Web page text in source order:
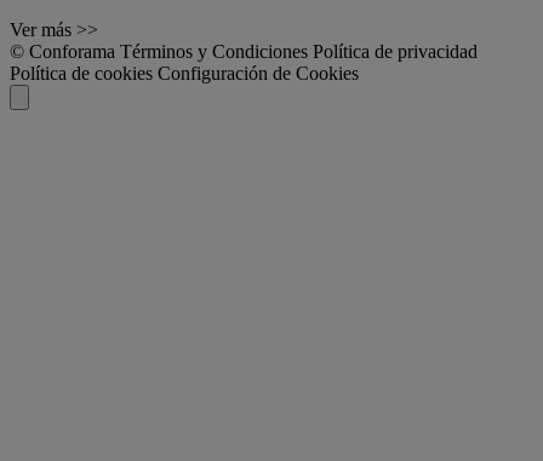
Ver más >>
© Conforama Términos y Condiciones Política de privacidad
Política de cookies Configuración de Cookies